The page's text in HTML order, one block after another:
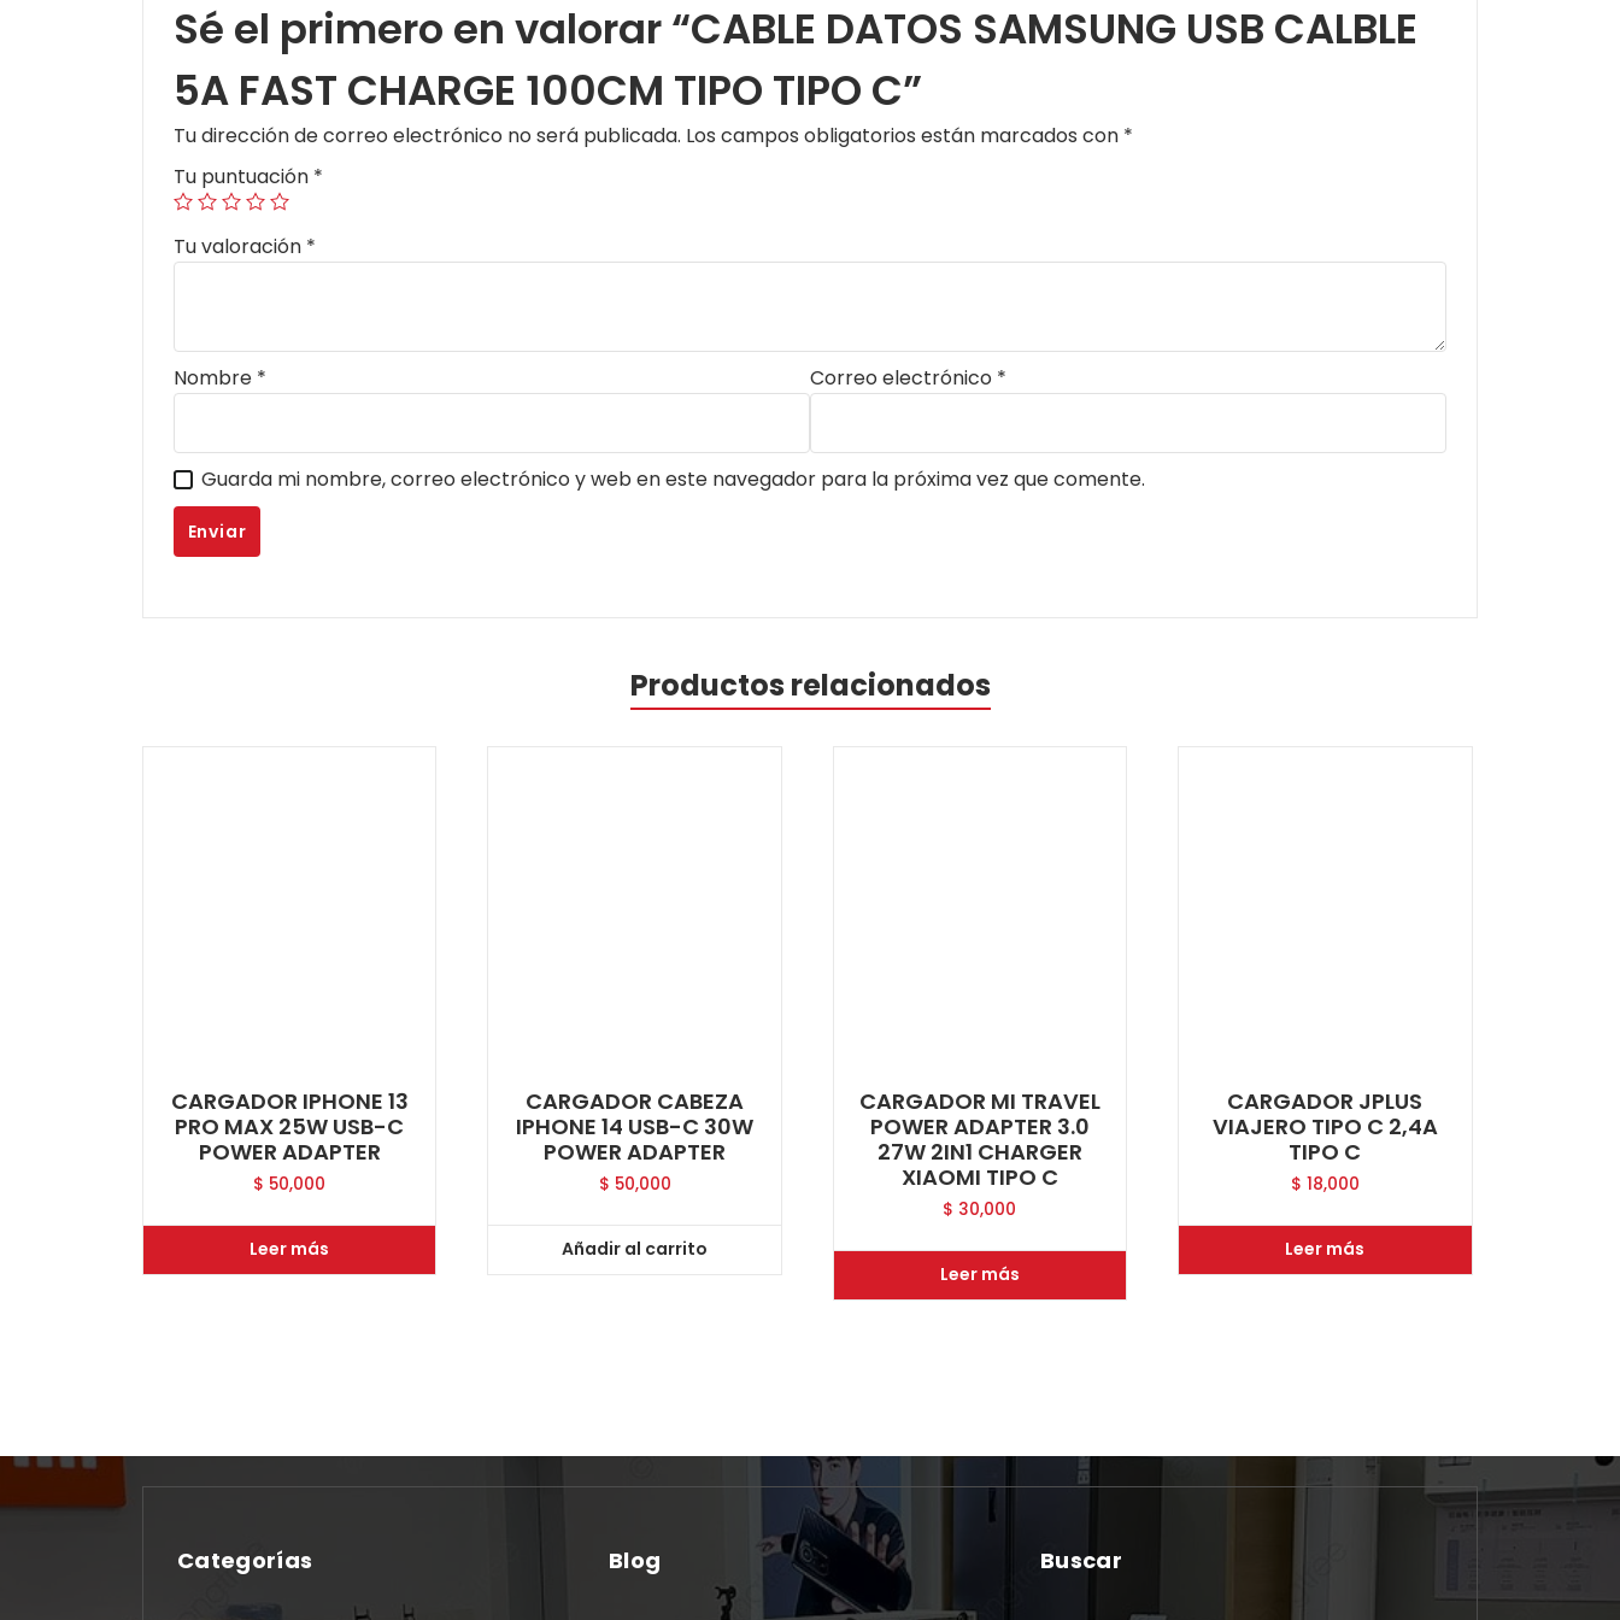
Sé el primero en valorar “CABLE DATOS SAMSUNG USB CALBLE
5A FAST CHARGE 100CM TIPO TIPO C”
Tu dirección de correo electrónico no será publicada. Los campos obligatorios están marcados con *
Tu puntuación *
Tu valoración *
Nombre * Correo electrónico *
Guarda mi nombre, correo electrónico y web en este navegador para la próxima vez que comente.
Productos relacionados
CARGADOR IPHONE 13
PRO MAX 25W USB-C
POWER ADAPTER
$ 50,000
Leer más
CARGADOR CABEZA
IPHONE 14 USB-C 30W
POWER ADAPTER
$ 50,000
Añadir al carrito
CARGADOR MI TRAVEL
POWER ADAPTER 3.0
27W 2IN1 CHARGER
XIAOMI TIPO C
$ 30,000
Leer más
CARGADOR JPLUS
VIAJERO TIPO C 2,4A
TIPO C
$ 18,000
Leer más
Categorías Blog Buscar